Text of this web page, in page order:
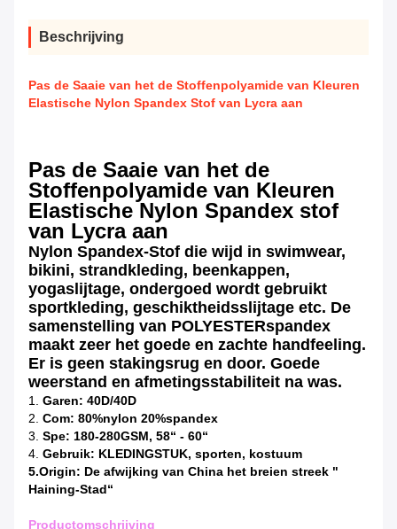
Beschrijving
Pas de Saaie van het de Stoffenpolyamide van Kleuren
Elastische Nylon Spandex Stof van Lycra aan
Pas de Saaie van het de
Stoffenpolyamide van Kleuren
Elastische Nylon Spandex stof
van Lycra aan
Nylon Spandex-Stof die wijd in swimwear,
bikini, strandkleding, beenkappen,
yogaslijtage, ondergoed wordt gebruikt
sportkleding, geschiktheidsslijtage etc. De
samenstelling van POLYESTERspandex
maakt zeer het goede en zachte handfeeling.
Er is geen stakingsrug en door. Goede
weerstand en afmetingsstabiliteit na was.
1. Garen: 40D/40D
2. Com: 80%nylon 20%spandex
3. Spe: 180-280GSM, 58“ - 60“
4. Gebruik: KLEDINGSTUK, sporten, kostuum
5.Origin: De afwijking van China het breien streek "
Haining-Stad“
Productomschrijving